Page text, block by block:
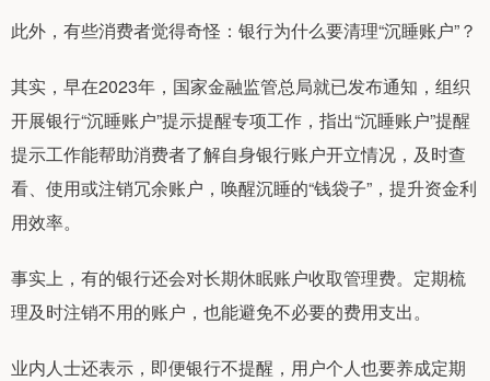
此外，有些消费者觉得奇怪：银行为什么要清理“沉睡账户”？
其实，早在2023年，国家金融监管总局就已发布通知，组织
开展银行“沉睡账户”提示提醒专项工作，指出“沉睡账户”提醒
提示工作能帮助消费者了解自身银行账户开立情况，及时查
看、使用或注销冗余账户，唤醒沉睡的“钱袋子”，提升资金利
用效率。
事实上，有的银行还会对长期休眠账户收取管理费。定期梳
理及时注销不用的账户，也能避免不必要的费用支出。
业内人士还表示，即便银行不提醒，用户个人也要养成定期